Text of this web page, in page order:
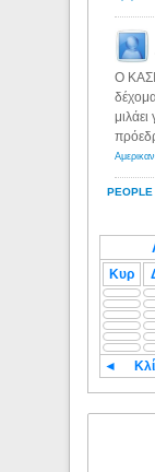
PEOPLE
Ο
Κυρ
◄